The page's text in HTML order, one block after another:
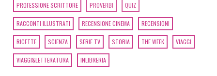
PROFESSIONE SCRITTORE PROVERBI QUIZ
RACCONTI ILLUSTRATI RECENSIONE CINEMA RECENSIONI
RICETTE SCIENZA SERIE TV STORIA THE WEEK VIAGGI
VIAGGI&LETTERATURA INLIBRERIA